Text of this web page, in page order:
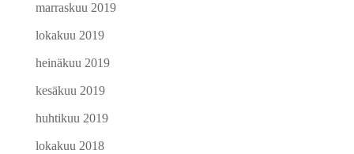
marraskuu 2019
lokakuu 2019
heinäkuu 2019
kesäkuu 2019
huhtikuu 2019
lokakuu 2018